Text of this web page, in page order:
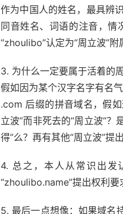
作为中国人的姓名，最具辨
同音姓名、词语的注音，情
“zhoulibo”认定为“周立波”
3. 为什么一定要属于活着的
假如因为某个汉字名字有名
.com 后缀的拼音域名，假
立波”而非死去的“周立波”
得”么？再有其他“周立波”提
4. 总之，本人从常识出发
“zhoulibo.name”提出权利要
5. 最后一点想像：如果域名